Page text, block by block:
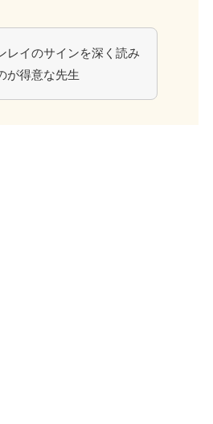
レイのサインを深く読み
が得意な先生